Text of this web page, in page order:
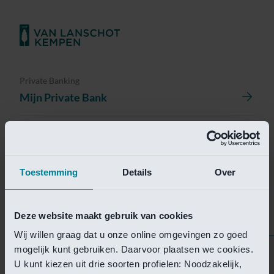
Toestemming Details Over
Deze website maakt gebruik van cookies
Wij willen graag dat u onze online omgevingen zo goed
mogelijk kunt gebruiken. Daarvoor plaatsen we cookies.
U kunt kiezen uit drie soorten profielen: Noodzakelijk,
Private Banking
Mijn Private Bank
Helaas is deze pagina